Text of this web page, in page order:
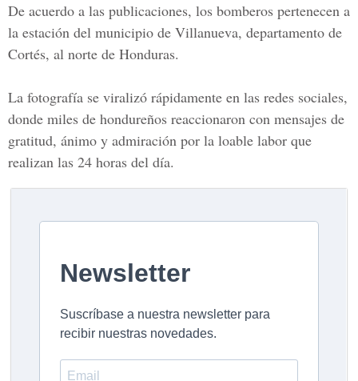
De acuerdo a las publicaciones, los bomberos pertenecen a
la estación del municipio de Villanueva, departamento de
Cortés, al norte de Honduras.
La fotografía se viralizó rápidamente en las redes sociales,
donde miles de hondureños reaccionaron con mensajes de
gratitud, ánimo y admiración por la loable labor que
realizan las 24 horas del día.